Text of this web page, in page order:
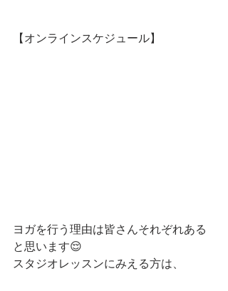
【オンラインスケジュール】
ヨガを行う理由は皆さんそれぞれある
と思います😌
スタジオレッスンにみえる方は、